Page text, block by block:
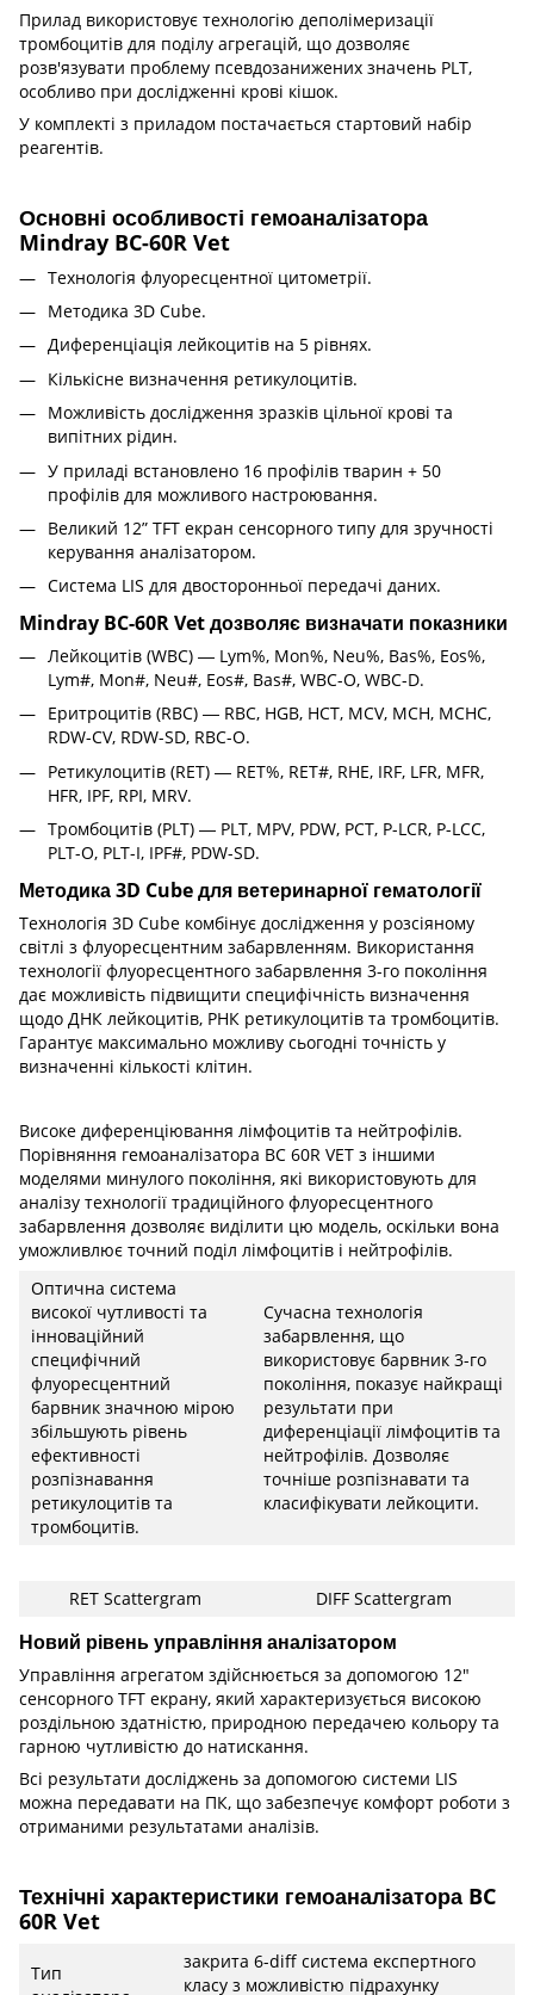
Прилад використовує технологію деполімеризації
тромбоцитів для поділу агрегацій, що дозволяє
розв'язувати проблему псевдозанижених значень PLT,
особливо при дослідженні крові кішок.
У комплекті з приладом постачається стартовий набір
реагентів.
Основні особливості гемоаналізатора
Mindray BC-60R Vet
Технологія флуоресцентної цитометрії.
Методика 3D Cube.
Диференціація лейкоцитів на 5 рівнях.
Кількісне визначення ретикулоцитів.
Можливість дослідження зразків цільної крові та
випітних рідин.
У приладі встановлено 16 профілів тварин + 50
профілів для можливого настроювання.
Великий 12” TFT екран сенсорного типу для зручності
керування аналізатором.
Система LIS для двосторонньої передачі даних.
Mindray BC-60R Vet дозволяє визначати показники
Лейкоцитів (WBC) ― Lym%, Mon%, Neu%, Bas%, Eos%,
Lym#, Mon#, Neu#, Eos#, Bas#, WBC-O, WBC-D.
Еритроцитів (RBC) ― RBC, HGB, HCT, MCV, MCH, MCHC,
RDW-CV, RDW-SD, RBC-O.
Ретикулоцитів (RET) ― RET%, RET#, RHE, IRF, LFR, MFR,
HFR, IPF, RPI, MRV.
Тромбоцитів (PLT) ― PLT, MPV, PDW, PCT, P-LCR, P-LCC,
PLT-O, PLT-I, IPF#, PDW-SD.
Методика 3D Cube для ветеринарної гематології
Технологія 3D Cube комбінує дослідження у розсіяному
світлі з флуоресцентним забарвленням. Використання
технології флуоресцентного забарвлення 3-го покоління
дає можливість підвищити специфічність визначення
щодо ДНК лейкоцитів, РНК ретикулоцитів та тромбоцитів.
Гарантує максимально можливу сьогодні точність у
визначенні кількості клітин.
Високе диференціювання лімфоцитів та нейтрофілів.
Порівняння гемоаналізатора BC 60R VET з іншими
моделями минулого покоління, які використовують для
аналізу технології традиційного флуоресцентного
забарвлення дозволяє виділити цю модель, оскільки вона
уможливлює точний поділ лімфоцитів і нейтрофілів.
Оптична система
високої чутливості та
інноваційний
специфічний
флуоресцентний
барвник значною мірою
збільшують рівень
ефективності
розпізнавання
ретикулоцитів та
тромбоцитів.
Сучасна технологія
забарвлення, що
використовує барвник 3-го
покоління, показує найкращі
результати при
диференціації лімфоцитів та
нейтрофілів. Дозволяє
точніше розпізнавати та
класифікувати лейкоцити.
RET Scattergram DIFF Scattergram
Новий рівень управління аналізатором
Управління агрегатом здійснюється за допомогою 12"
сенсорного TFT екрану, який характеризується високою
роздільною здатністю, природною передачею кольору та
гарною чутливістю до натискання.
Всі результати досліджень за допомогою системи LIS
можна передавати на ПК, що забезпечує комфорт роботи з
отриманими результатами аналізів.
Технічні характеристики гемоаналізатора BC
60R Vet
Тип
закрита 6-diff система експертного
класу з можливістю підрахунку